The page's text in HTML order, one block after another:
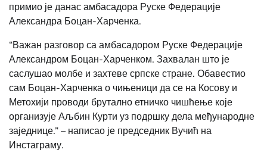
примио је данас амбасадора Руске Федерације
Александра Боцан-Харченка.
“Важан разговор са амбасадором Руске Федерације
Александром Боцан-Харченком. Захвалан што је
саслушао молбе и захтеве српске стране. Обавестио
сам Боцан-Харченка о чињеници да се на Косову и
Метохији проводи брутално етничко чишћење које
организује Аљбин Курти уз подршку дела међународне
заједнице.” – написао је председник Вучић на
Инстаграму.